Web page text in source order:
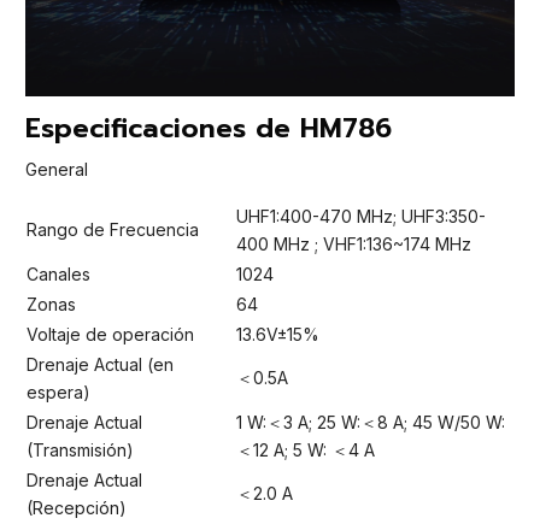
Especificaciones de HM786
General
Rango de Frecuencia
UHF1:400-470 MHz; UHF3:350-
400 MHz ; VHF1:136~174 MHz
Canales
1024
Zonas
64
Voltaje de operación
13.6V±15%
Drenaje Actual (en
espera)
＜0.5A
Drenaje Actual
(Transmisión)
1 W:＜3 A; 25 W:＜8 A; 45 W/50 W:
＜12 A; 5 W: ＜4 A
Drenaje Actual
(Recepción)
＜2.0 A